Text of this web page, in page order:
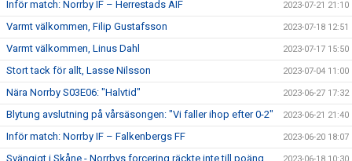
Inför match: Norrby IF – Herrestads AIF 2023-07-21 21:10
Varmt välkommen, Filip Gustafsson 2023-07-18 12:51
Varmt välkommen, Linus Dahl 2023-07-17 15:50
Stort tack för allt, Lasse Nilsson 2023-07-04 11:00
Nära Norrby S03E06: "Halvtid" 2023-06-27 17:32
Blytung avslutning på vårsäsongen: "Vi faller ihop efter 0-2" 2023-06-21 21:40
Inför match: Norrby IF – Falkenbergs FF 2023-06-20 18:07
Svängigt i Skåne - Norrbys forcering räckte inte till poäng